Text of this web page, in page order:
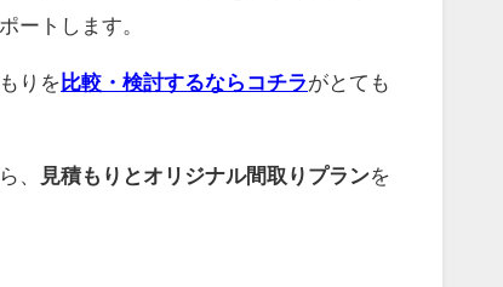
ートします。
りを 比較・検討するならコチラがとても
、 見積もりとオリジナル間取りプランを